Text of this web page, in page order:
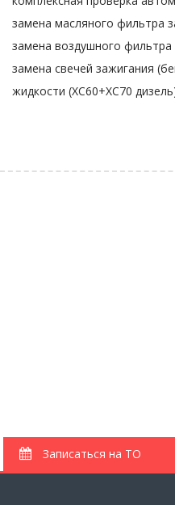
замена масляного фильтра
замена воздушного
замена свечей зажигания
жидкости (ХС60+ХС70
Записаться на ТО